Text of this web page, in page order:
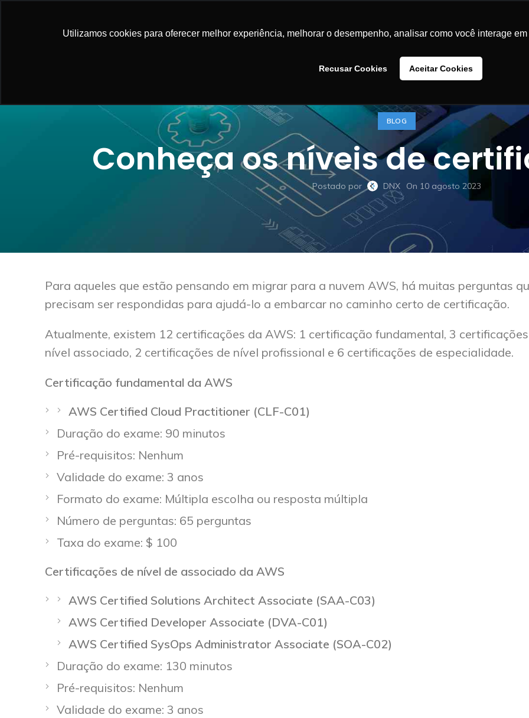
Utilizamos cookies para oferecer melhor experiência, melhorar o desempenho, analisar como você interage
Recusar Cookies Aceitar Cookies
BLOG
Conheça os níveis de
Postado por DNX On 10 agosto 2023
Para aqueles que estão pensando em migrar para a nuvem AWS, há muitas perguntas
precisam ser respondidas para ajudá-lo a embarcar no caminho certo de certificação.
Atualmente, existem 12 certificações da AWS: 1 certificação fundamental, 3
nível associado, 2 certificações de nível profissional e 6 certificações de especialidade.
Certificação fundamental da AWS
AWS Certified Cloud Practitioner (CLF-C01)
Duração do exame: 90 minutos
Pré-requisitos: Nenhum
Validade do exame: 3 anos
Formato do exame: Múltipla escolha ou resposta múltipla
Número de perguntas: 65 perguntas
Taxa do exame: $ 100
Certificações de nível de associado da AWS
AWS Certified Solutions Architect Associate (SAA-C03)
AWS Certified Developer Associate (DVA-C01)
AWS Certified SysOps Administrator Associate (SOA-C02)
Duração do exame: 130 minutos
Pré-requisitos: Nenhum
Validade do exame: 3 anos